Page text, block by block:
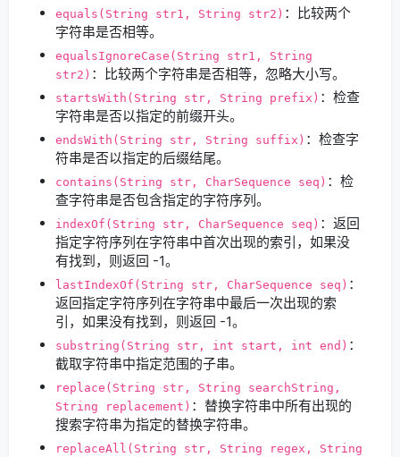
equals(String str1, String str2) ：比较两个
字符串是否相等。
equalsIgnoreCase(String str1, String
str2) ：比较两个字符串是否相等，忽略大小写。
startsWith(String str, String prefix) ：检查
字符串是否以指定的前缀开头。
endsWith(String str, String suffix) ：检查字
符串是否以指定的后缀结尾。
contains(String str, CharSequence seq) ：检
查字符串是否包含指定的字符序列。
indexOf(String str, CharSequence seq) ：返回
指定字符序列在字符串中首次出现的索引，如果没
有找到，则返回 -1。
lastIndexOf(String str, CharSequence seq) ：
返回指定字符序列在字符串中最后一次出现的索
引，如果没有找到，则返回 -1。
substring(String str, int start, int end) ：
截取字符串中指定范围的子串。
replace(String str, String searchString,
String replacement) ：替换字符串中所有出现的
搜索字符串为指定的替换字符串。
replaceAll(String str, String regex, String